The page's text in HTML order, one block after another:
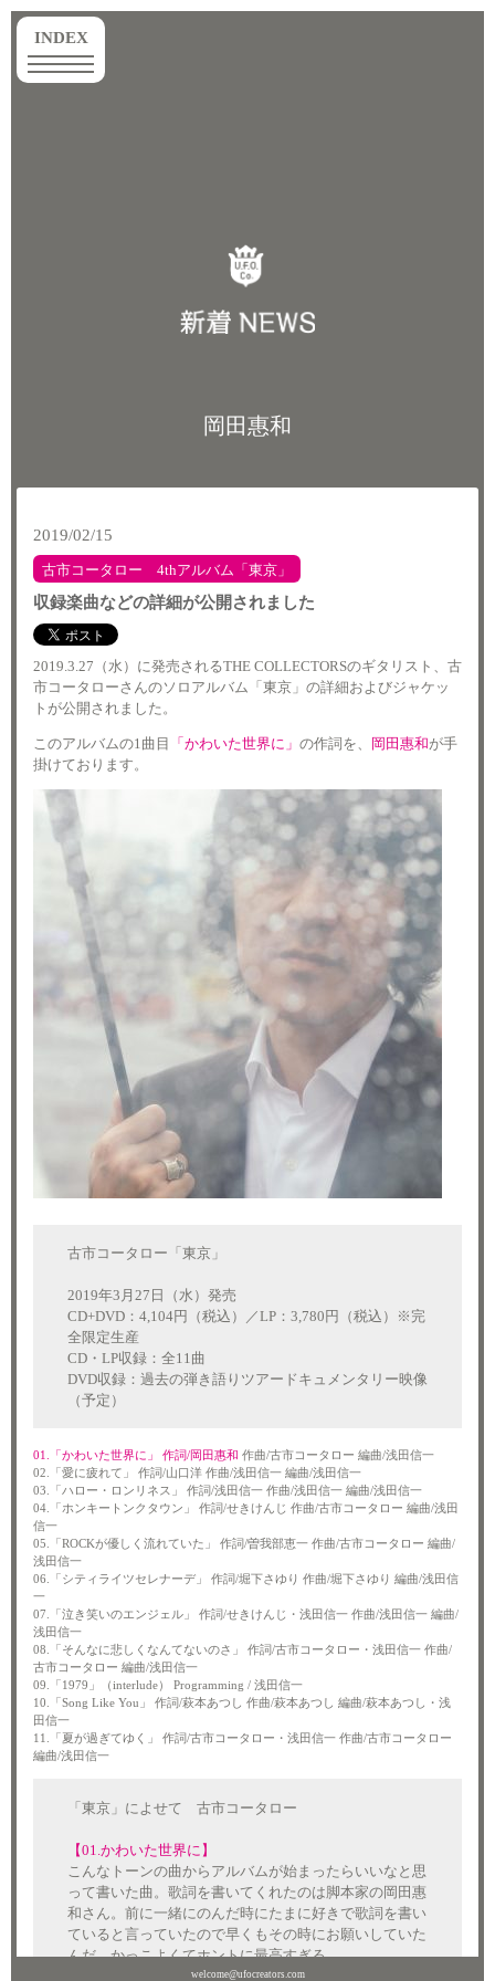
INDEXtoggle
navigation
岡田惠和
2019/02/15
古市コータロー 4thアルバム「東京」
収録楽曲などの詳細が公開されました
2019.3.27（水）に発売されるTHE COLLECTORSのギタリスト、古
市コータローさんのソロアルバム「東京」の詳細およびジャケッ
トが公開されました。
このアルバムの1曲目 「かわいた世界に」 の作詞を、 岡田惠和が手
掛けております。
古市コータロー「東京」
2019年3月27日（水）発売
CD+DVD：4,104円（税込）／LP：3,780円（税込）※完
全限定生産
CD・LP収録：全11曲
DVD収録：過去の弾き語りツアードキュメンタリー映像
（予定）
01.「かわいた世界に」 作詞/岡田惠和 作曲/古市コータロー 編曲/浅田信一
02.「愛に疲れて」 作詞/山口洋 作曲/浅田信一 編曲/浅田信一
03.「ハロー・ロンリネス」 作詞/浅田信一 作曲/浅田信一 編曲/浅田信一
04.「ホンキートンクタウン」 作詞/せきけんじ 作曲/古市コータロー 編曲/浅田
信一
05.「ROCKが優しく流れていた」 作詞/曽我部恵一 作曲/古市コータロー 編曲/
浅田信一
06.「シティライツセレナーデ」 作詞/堀下さゆり 作曲/堀下さゆり 編曲/浅田信
一
07.「泣き笑いのエンジェル」 作詞/せきけんじ・浅田信一 作曲/浅田信一 編曲/
浅田信一
08.「そんなに悲しくなんてないのさ」 作詞/古市コータロー・浅田信一 作曲/
古市コータロー 編曲/浅田信一
09.「1979」（interlude） Programming / 浅田信一
10.「Song Like You」 作詞/萩本あつし 作曲/萩本あつし 編曲/萩本あつし・浅
田信一
11.「夏が過ぎてゆく」 作詞/古市コータロー・浅田信一 作曲/古市コータロー
編曲/浅田信一
「東京」によせて 古市コータロー
【01.かわいた世界に】
こんなトーンの曲からアルバムが始まったらいいなと思
って書いた曲。歌詞を書いてくれたのは脚本家の岡田惠
和さん。前に一緒にのんだ時にたまに好きで歌詞を書い
ていると言っていたので早くもその時にお願いしていた
んだ。かっこよくてホントに最高すぎる。
welcome@ufocreators.com